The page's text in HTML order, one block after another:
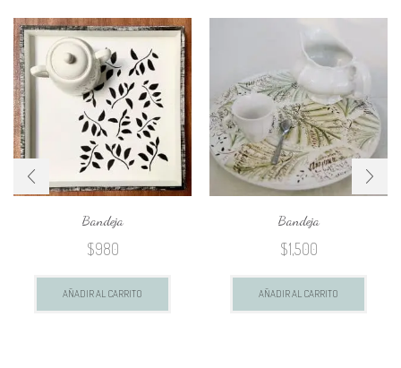
Bandeja
$980
AÑADIR AL CARRITO
Bandeja
$1,500
AÑADIR AL CARRITO